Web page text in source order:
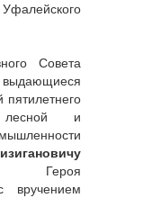
Совета
и
Героя
вручением